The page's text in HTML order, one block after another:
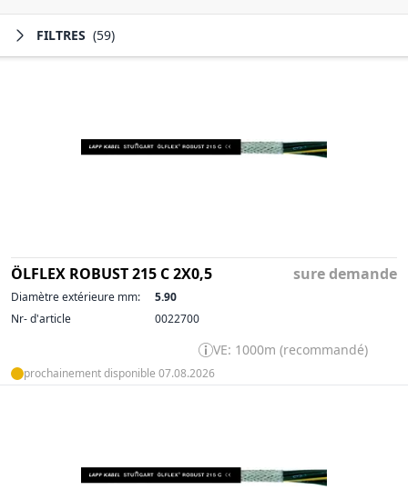
FILTRES (59)
ÖLFLEX ROBUST 215 C 2X0,5 sure demande
Diamètre extérieure mm:
5.90
Nr- d'article
0022700
VE: 1000m (recommandé)
prochainement disponible 07.08.2026